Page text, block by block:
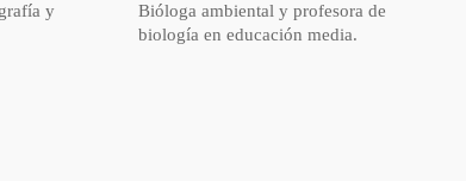
y
Bióloga ambiental y profesora de
biología en educación media.